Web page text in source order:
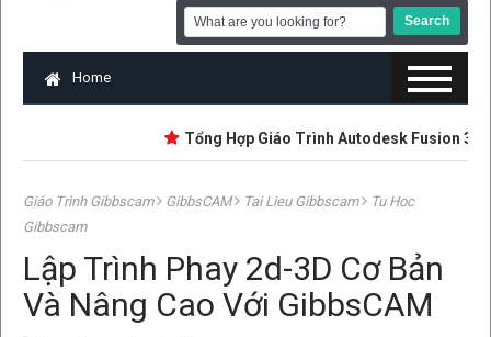
Home
Tổng Hợp Giáo Trình Autodesk Fusion 360 |
Giáo Trình Gibbscam GibbsCAM Tai Lieu Gibbscam
Tu Hoc
Gibbscam
Lập Trình Phay 2d-3D Cơ Bản
Và Nâng Cao Với GibbsCAM